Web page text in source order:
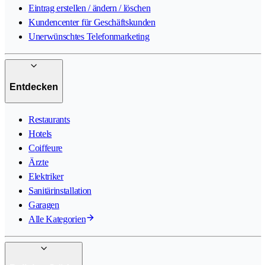
Eintrag erstellen / ändern / löschen
Kundencenter für Geschäftskunden
Unerwünschtes Telefonmarketing
Entdecken
Restaurants
Hotels
Coiffeure
Ärzte
Elektriker
Sanitärinstallation
Garagen
Alle Kategorien